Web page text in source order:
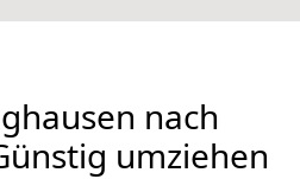
nach
umziehen